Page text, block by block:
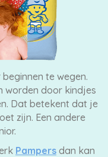
te wegen.
worden door kindjes
Dat betekent dat je
zijn. Een andere
Pampers dan kan